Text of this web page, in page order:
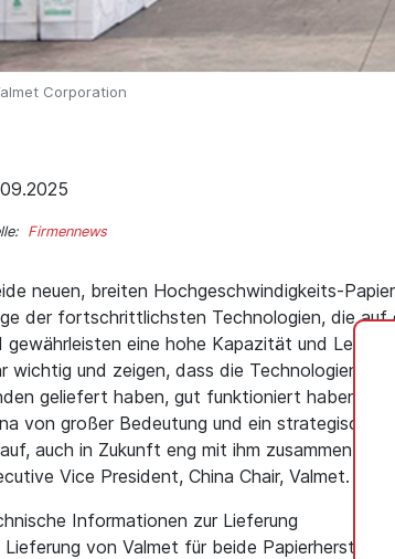
Corporation
Firmennews
neuen, breiten Hochgeschwindigkeits-
der fortschrittlichsten Technologien, die auf
gewährleisten eine hohe Kapazität und
wichtig und zeigen, dass die Technologien,
geliefert haben, gut funktioniert haben.
von großer Bedeutung und ein strategischer
auch in Zukunft eng mit ihm
Vice President, China Chair, Valmet.
Informationen zur Lieferung
Lieferung von Valmet für beide